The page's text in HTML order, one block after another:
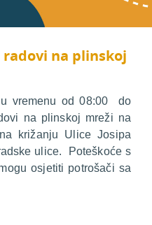
radovi na plinskoj
u vremenu od 08:00 do
na plinskoj mreži na
križanju Ulice Josipa
ulice. Poteškoće s
osjetiti potrošači sa